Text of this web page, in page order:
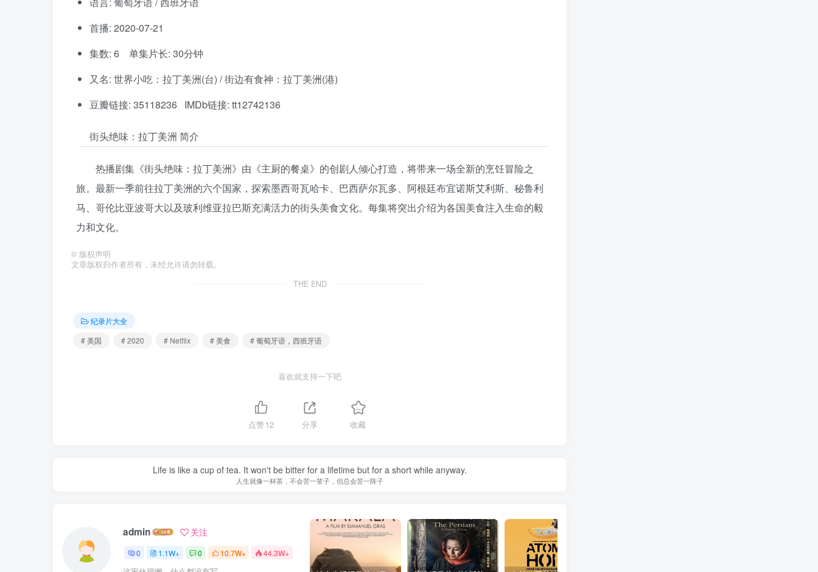
首播: 2020-07-21
集数: 6 单集片长: 30分钟
又名: 世界小吃：拉丁美洲(台) / 街边有食神：拉丁美洲(港)
豆瓣链接: 35118236 IMDb链接: tt12742136
街头绝味：拉丁美洲 简介
热播剧集《街头绝味：拉丁美洲》由《主厨的餐桌》的创剧人倾心打造，将带来一场全新的烹饪冒险之
旅。最新一季前往拉丁美洲的六个国家，探索墨西哥瓦哈卡、巴西萨尔瓦多、阿根廷布宜诺斯艾利斯、秘鲁利
马、哥伦比亚波哥大以及玻利维亚拉巴斯充满活力的街头美食文化。每集将突出介绍为各国美食注入生命的毅
力和文化。
© 版权声明
文章版权归作者所有，未经允许请勿转载。
THE END
纪录片大全
# 美国
# 2020 # Netflix # 美食 # 葡萄牙语，西班牙语
喜欢就支持一下吧
点赞12 分享 收藏
Life is like a cup of tea. It won't be bitter for a lifetime but for a short while anyway.
人生就像一杯茶，不会苦一辈子，但总会苦一阵子
admin 关注
0 1.1W+ 0 10.7W+ 44.3W+